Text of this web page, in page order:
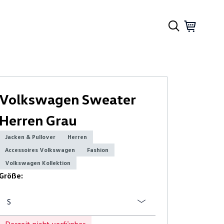
Volkswagen Sweater
Herren Grau
Jacken & Pullover
Herren
Accessoires Volkswagen
Fashion
Volkswagen Kollektion
Größe:
S